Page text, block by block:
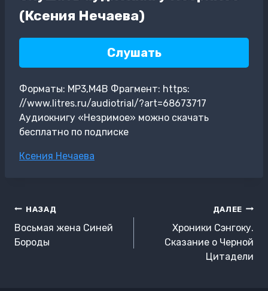
(Ксения Нечаева)
Слушать
Форматы: MP3,M4B Фрагмент: https:
//www.litres.ru/audiotrial/?art=68673717
Аудиокнигу «Незримое» можно скачать
бесплатно по подписке
Метки
Ксения Нечаева
Навигация
по
записям
НАЗАД
Восьмая жена Синей
Бороды
ДАЛЕЕ
Хроники Сэнгоку.
Сказание о Черной
Цитадели